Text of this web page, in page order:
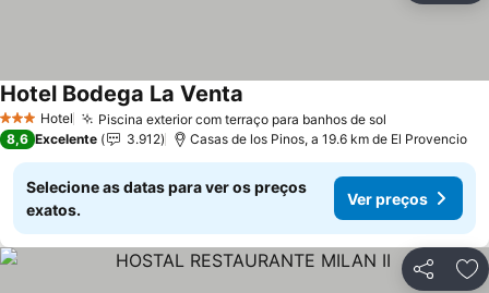
3 EstrelasHotel Piscina exterior com terraço para banhos de sol
Hotel Bodega La Venta
8,6 Excelente 3.912 Casas de los Pinos, a 19.6 km de El Provencio
Selecione as datas para ver os preços
exatos.
Ver preços
Partilhar